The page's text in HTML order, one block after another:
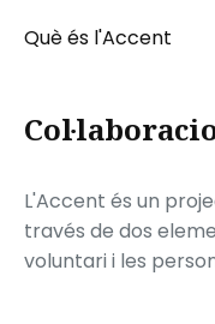
Què és l'Accent
L'Accent és un
través de dos
voluntari i les